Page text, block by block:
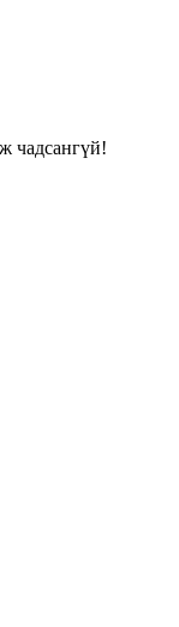
чадсангүй!